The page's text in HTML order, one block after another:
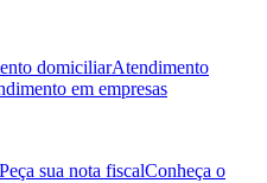
domiciliarAtendimento
em empresas
Peça sua nota fiscalConheça o